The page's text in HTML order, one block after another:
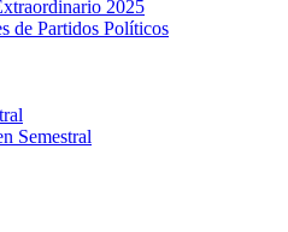
2025
de Partidos Políticos
Semestral